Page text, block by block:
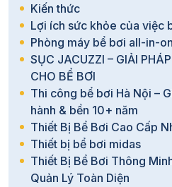
Kiến thức
Lợi ích sức khỏe của việc
Phòng máy bể bơi all-in-
SỤC JACUZZI – GIẢI
CHO BỂ BƠI
Thi công bể bơi Hà Nội –
hành & bền 10+ năm
Thiết Bị Bể Bơi Cao Cấp
Thiết bị bể bơi midas
Thiết Bị Bể Bơi Thông
Quản Lý Toàn Diện